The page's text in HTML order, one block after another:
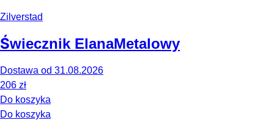
Zilverstad
Świecznik ElanaMetalowy
Dostawa od 31.08.2026
206 zł
Do koszyka
Do koszyka